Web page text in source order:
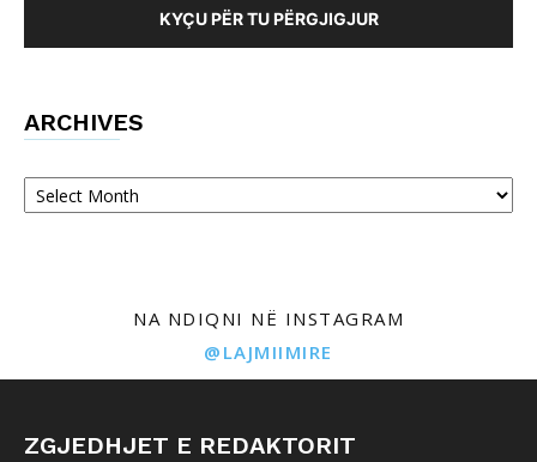
KYÇU PËR TU PËRGJIGJUR
ARCHIVES
Archives
NA NDIQNI NË INSTAGRAM
@LAJMIIMIRE
ZGJEDHJET E REDAKTORIT